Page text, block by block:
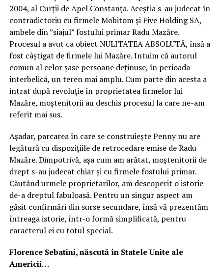
2004, al Curții de Apel Constanța. Aceștia s-au judecat în
contradictoriu cu firmele Mobitom și Five Holding SA,
ambele din ”siajul” fostului primar Radu Mazăre.
Procesul a avut ca obiect NULITATEA ABSOLUTĂ, însă a
fost câștigat de firmele lui Mazăre. Intuim că autorul
comun al celor șase persoane deținuse, în perioada
interbelică, un teren mai amplu. Cum parte din acesta a
intrat după revoluție în proprietatea firmelor lui
Mazăre, moștenitorii au deschis procesul la care ne-am
referit mai sus.
Așadar, parcarea în care se construiește Penny nu are
legătură cu dispozițiile de retrocedare emise de Radu
Mazăre. Dimpotrivă, așa cum am arătat, moștenitorii de
drept s-au judecat chiar și cu firmele fostului primar.
Căutând urmele proprietarilor, am descoperit o istorie
de-a dreptul fabuloasă. Pentru un singur aspect am
găsit confirmări din surse secundare, însă vă prezentăm
întreaga istorie, într-o formă simplificată, pentru
caracterul ei cu totul special.
Florence Sebatini, născută în Statele Unite ale
Americii…